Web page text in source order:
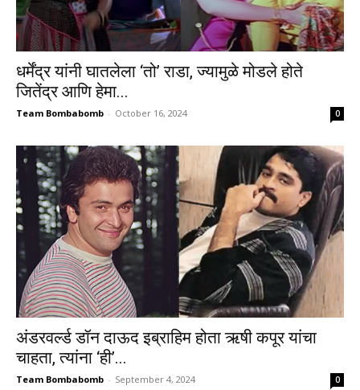
धर्मेंद्र यांनी घातलेला ‘तो’ राडा, ज्यामुळे मोडले होते
जितेंद्र आणि हेमा...
Team Bombabomb - October 16, 2024 0
अंडरवर्ल्ड डॉन दाऊद इब्राहिम होता ऋषी कपूर यांचा
चाहता, त्यांना ‘ही’...
Team Bombabomb - September 4, 2024 0